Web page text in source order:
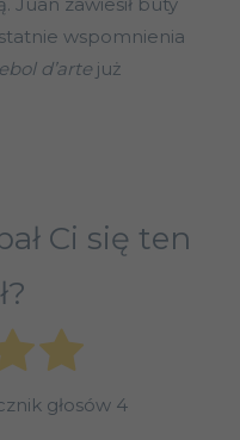
wspomnienia
d’arte już
Ci się ten
głosów 4